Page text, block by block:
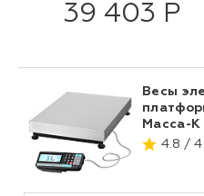
39 403 Р
Весы
Масса-К
4.8 / 4